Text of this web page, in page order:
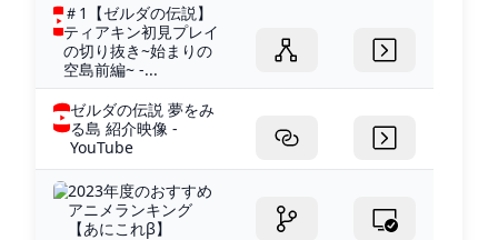
＃1【ゼルダの伝説】
ティアキン初見プレイ
の切り抜き~始まりの
空島前編~ -...
ゼルダの伝説 夢をみ
る島 紹介映像 -
YouTube
2023年度のおすすめ
アニメランキング
【あにこれβ】